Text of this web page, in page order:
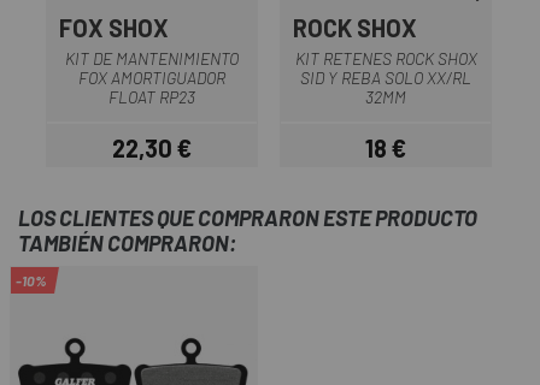
FOX SHOX
KIT DE MANTENIMIENTO
FOX AMORTIGUADOR
FLOAT RP23
Precio
22,30 €
ROCK SHOX
KIT RETENES ROCK SHOX
SID Y REBA SOLO XX/RL
32MM
Precio
18 €
LOS CLIENTES QUE COMPRARON ESTE PRODUCTO
TAMBIÉN COMPRARON:
-10%